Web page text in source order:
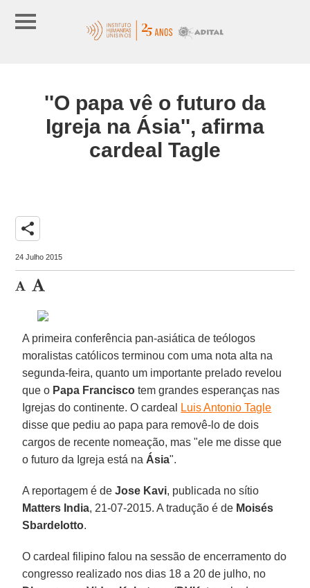
''O papa vê o futuro da
Igreja na Ásia'', afirma
cardeal Tagle
share
24 Julho 2015
A primeira conferência pan-asiática de teólogos
moralistas católicos terminou com uma nota alta na
segunda-feira, quanto um importante prelado revelou
que o Papa Francisco tem grandes esperanças nas
Igrejas do continente. O cardeal
Luis Antonio Tagle
disse que pediu ao papa para removê-lo de dois
cargos de recente nomeação, mas "ele me disse que
o futuro da Igreja está na Ásia".
A reportagem é deJose Kavi, publicada no sítio
Matters India, 21-07-2015. A tradução é de Moisés
Sbardelotto.
O cardeal filipino falou na sessão de encerramento do
congresso realizado nos dias 18 a 20 de julho, no